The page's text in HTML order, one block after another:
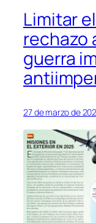
Limitar
rechazo
guerra
27 de marzo de